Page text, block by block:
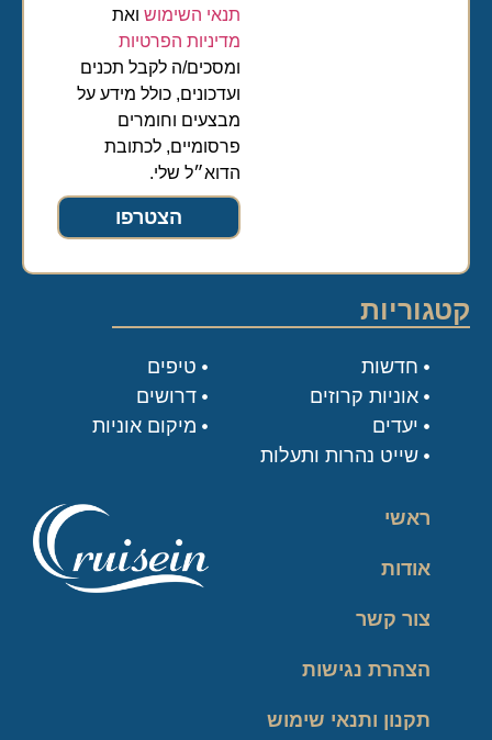
תנאי השימושואת
מדיניות הפרטיות
ומסכים/ה לקבל תכנים
ועדכונים, כולל מידע על
מבצעים וחומרים
פרסומיים, לכתובת
הדוא״ל שלי.
הצטרפו
ראשי
אודות
צור קשר
הצהרת נגישות
תקנון ותנאי שימוש
קטגוריות
טיפים
דרושים
מיקום אוניות
חדשות
אוניות קרוזים
יעדים
שייט נהרות ותעלות